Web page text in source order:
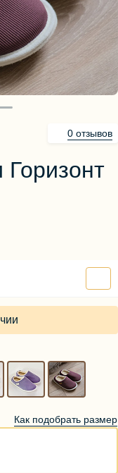
0 отзывов
Как подобрать размер